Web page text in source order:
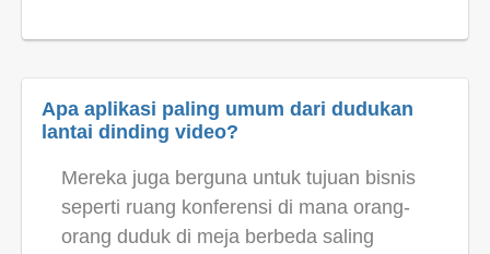
Apa aplikasi paling umum dari dudukan
lantai dinding video?
Mereka juga berguna untuk tujuan bisnis
seperti ruang konferensi di mana orang-
orang duduk di meja berbeda saling